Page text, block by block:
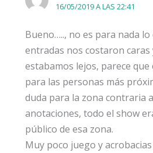
16/05/2019 A LAS 22:41
Bueno….., no es para nada
entradas nos costaron caras
estabamos lejos, parece que
para las personas más
duda para la zona contraria
anotaciones, todo el show
público de esa zona.
Muy poco juego y